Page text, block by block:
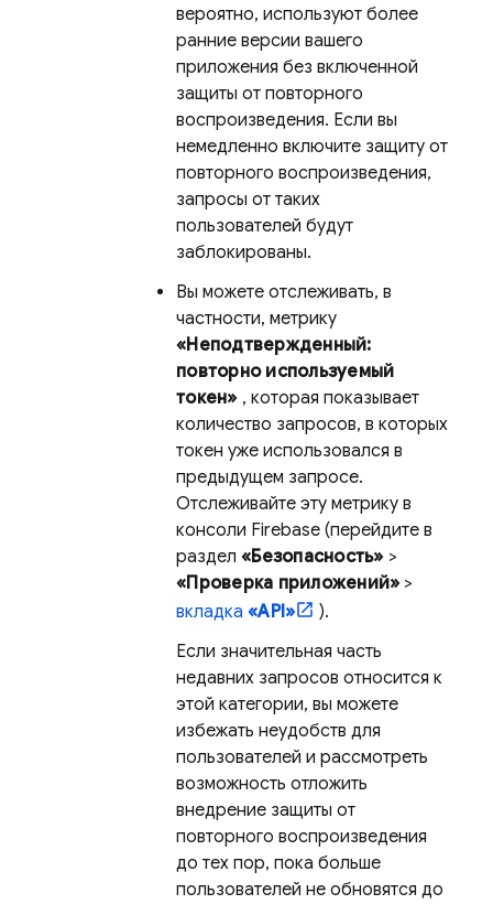
вероятно, используют более
ранние версии вашего
приложения без включенной
защиты от повторного
воспроизведения. Если вы
немедленно включите защиту от
повторного воспроизведения,
запросы от таких
пользователей будут
заблокированы.
Вы можете отслеживать, в
частности, метрику
«Неподтвержденный:
повторно используемый
токен» , которая показывает
количество запросов, в которых
токен уже использовался в
предыдущем запросе.
Отслеживайте эту метрику в
консоли Firebase (перейдите в
раздел «Безопасность» >
«Проверка приложений» >
вкладка «API»
).
Если значительная часть
недавних запросов относится к
этой категории, вы можете
избежать неудобств для
пользователей и рассмотреть
возможность отложить
внедрение защиты от
повторного воспроизведения
до тех пор, пока больше
пользователей не обновятся до